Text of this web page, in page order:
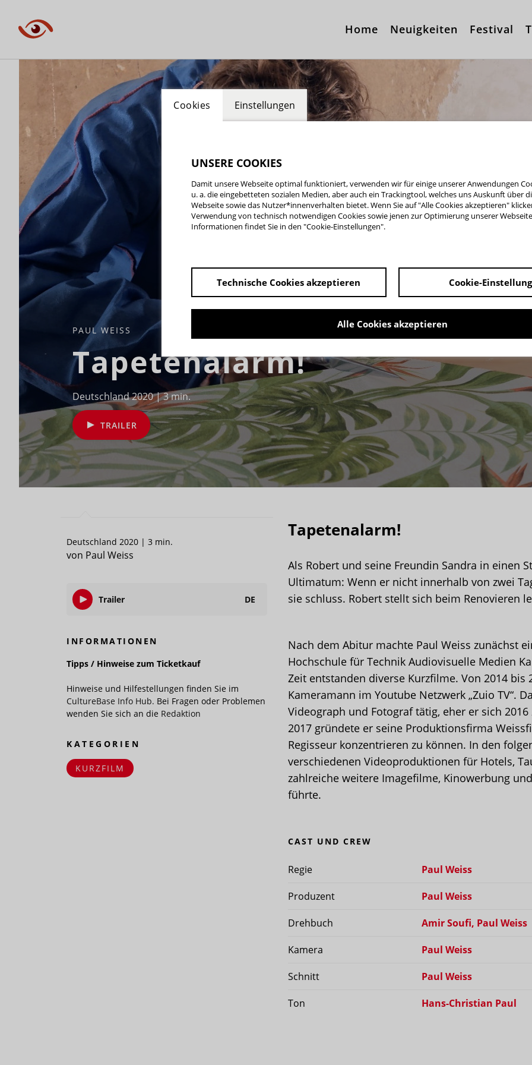
Home Neuigkeiten Festival
PAUL WEISS
Tapetenalarm!
Deutschland 2020 | 3 min.
TRAILER
Deutschland 2020 | 3 min.
von Paul Weiss
Trailer DE
INFORMATIONEN
Tipps / Hinweise zum Ticketkauf
Hinweise und Hilfestellungen finden Sie im
CultureBase Info Hub. Bei Fragen oder Problemen
wenden Sie sich an die Redaktion
KATEGORIEN
KURZFILM
Tapetenalarm!
Als Robert und seine Freundin Sandra in einen
Ultimatum: Wenn er nicht innerhalb von zwei
sie schluss. Robert stellt sich beim Renovieren
Nach dem Abitur machte Paul Weiss zunächst
Hochschule für Technik Audiovisuelle Medien
Zeit entstanden diverse Kurzfilme. Von 2014 bis
Kameramann im Youtube Netzwerk „Zuio TV“.
Videograph und Fotograf tätig, eher er sich
2017 gründete er seine Produktionsfirma
Regisseur konzentrieren zu können. In den
verschiedenen Videoproduktionen für Hotels,
zahlreiche weitere Imagefilme, Kinowerbung
führte.
CAST UND CREW
Regie Paul Weiss
Produzent Paul Weiss
Drehbuch Amir Soufi, Paul Weiss
Kamera Paul Weiss
Schnitt Paul Weiss
Ton Hans-Christian Paul
Cookies Einstellungen
UNSERE COOKIES
Damit unsere Webseite optimal funktioniert, verwenden wir für einige unserer Anwendungen
u. a. die eingebetteten sozialen Medien, aber auch ein Trackingtool, welches uns Auskunft über
Webseite sowie das Nutzer*innenverhalten bietet. Wenn Sie auf "Alle Cookies akzeptieren"
Verwendung von technisch notwendigen Cookies sowie jenen zur Optimierung unserer
Informationen findet Sie in den "Cookie-Einstellungen".
Technische Cookies akzeptieren Cookie-
Alle Cookies akzeptieren